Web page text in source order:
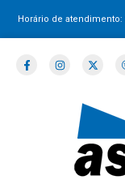
Horário de atendimento: